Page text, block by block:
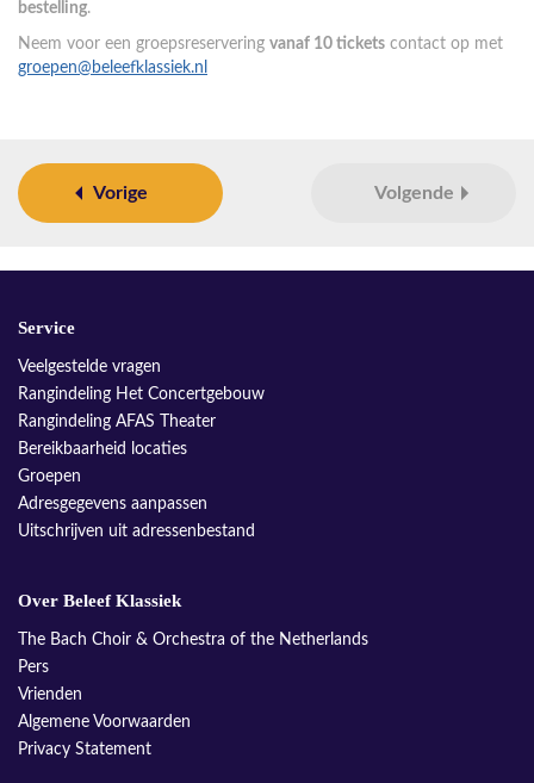
bestelling.
Neem voor een groepsreservering vanaf 10 tickets contact op met
groepen@beleefklassiek.nl
Vorige Volgende
Service
Veelgestelde vragen
Rangindeling Het Concertgebouw
Rangindeling AFAS Theater
Bereikbaarheid locaties
Groepen
Adresgegevens aanpassen
Uitschrijven uit adressenbestand
Over Beleef Klassiek
The Bach Choir & Orchestra of the Netherlands
Pers
Vrienden
Algemene Voorwaarden
Privacy Statement